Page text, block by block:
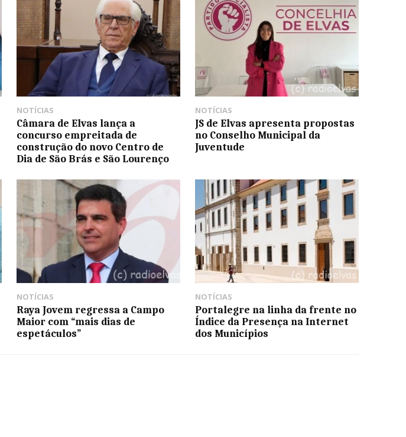
NOTÍCIAS
Câmara de Elvas lança a
concurso empreitada de
construção do novo Centro de
Dia de São Brás e São Lourenço
NOTÍCIAS
JS de Elvas apresenta propostas
no Conselho Municipal da
Juventude
NOTÍCIAS
Raya Jovem regressa a Campo
Maior com “mais dias de
espetáculos”
NOTÍCIAS
Portalegre na linha da frente no
Índice da Presença na Internet
dos Municípios